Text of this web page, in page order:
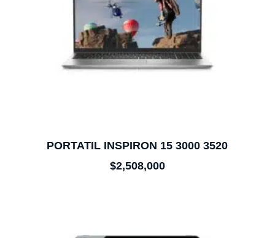
PORTATIL INSPIRON 15 3000 3520
$2,508,000